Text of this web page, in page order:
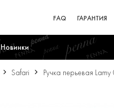
FAQ ГАРАНТИЯ
Новинки
Safari Ручка перьевая